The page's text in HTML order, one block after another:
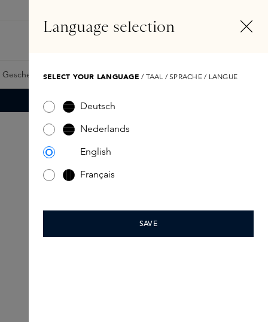
Samples Skins Exclusives Skins Boxen
Language selection
SELECT YOUR LANGUAGE / TAAL / SPRACHE / LANGUE
Deutsch
Nederlands
English
Français
SAVE